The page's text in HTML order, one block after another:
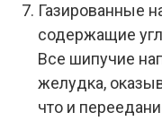
Газированные
содержащие
Все шипучие
желудка,
что и